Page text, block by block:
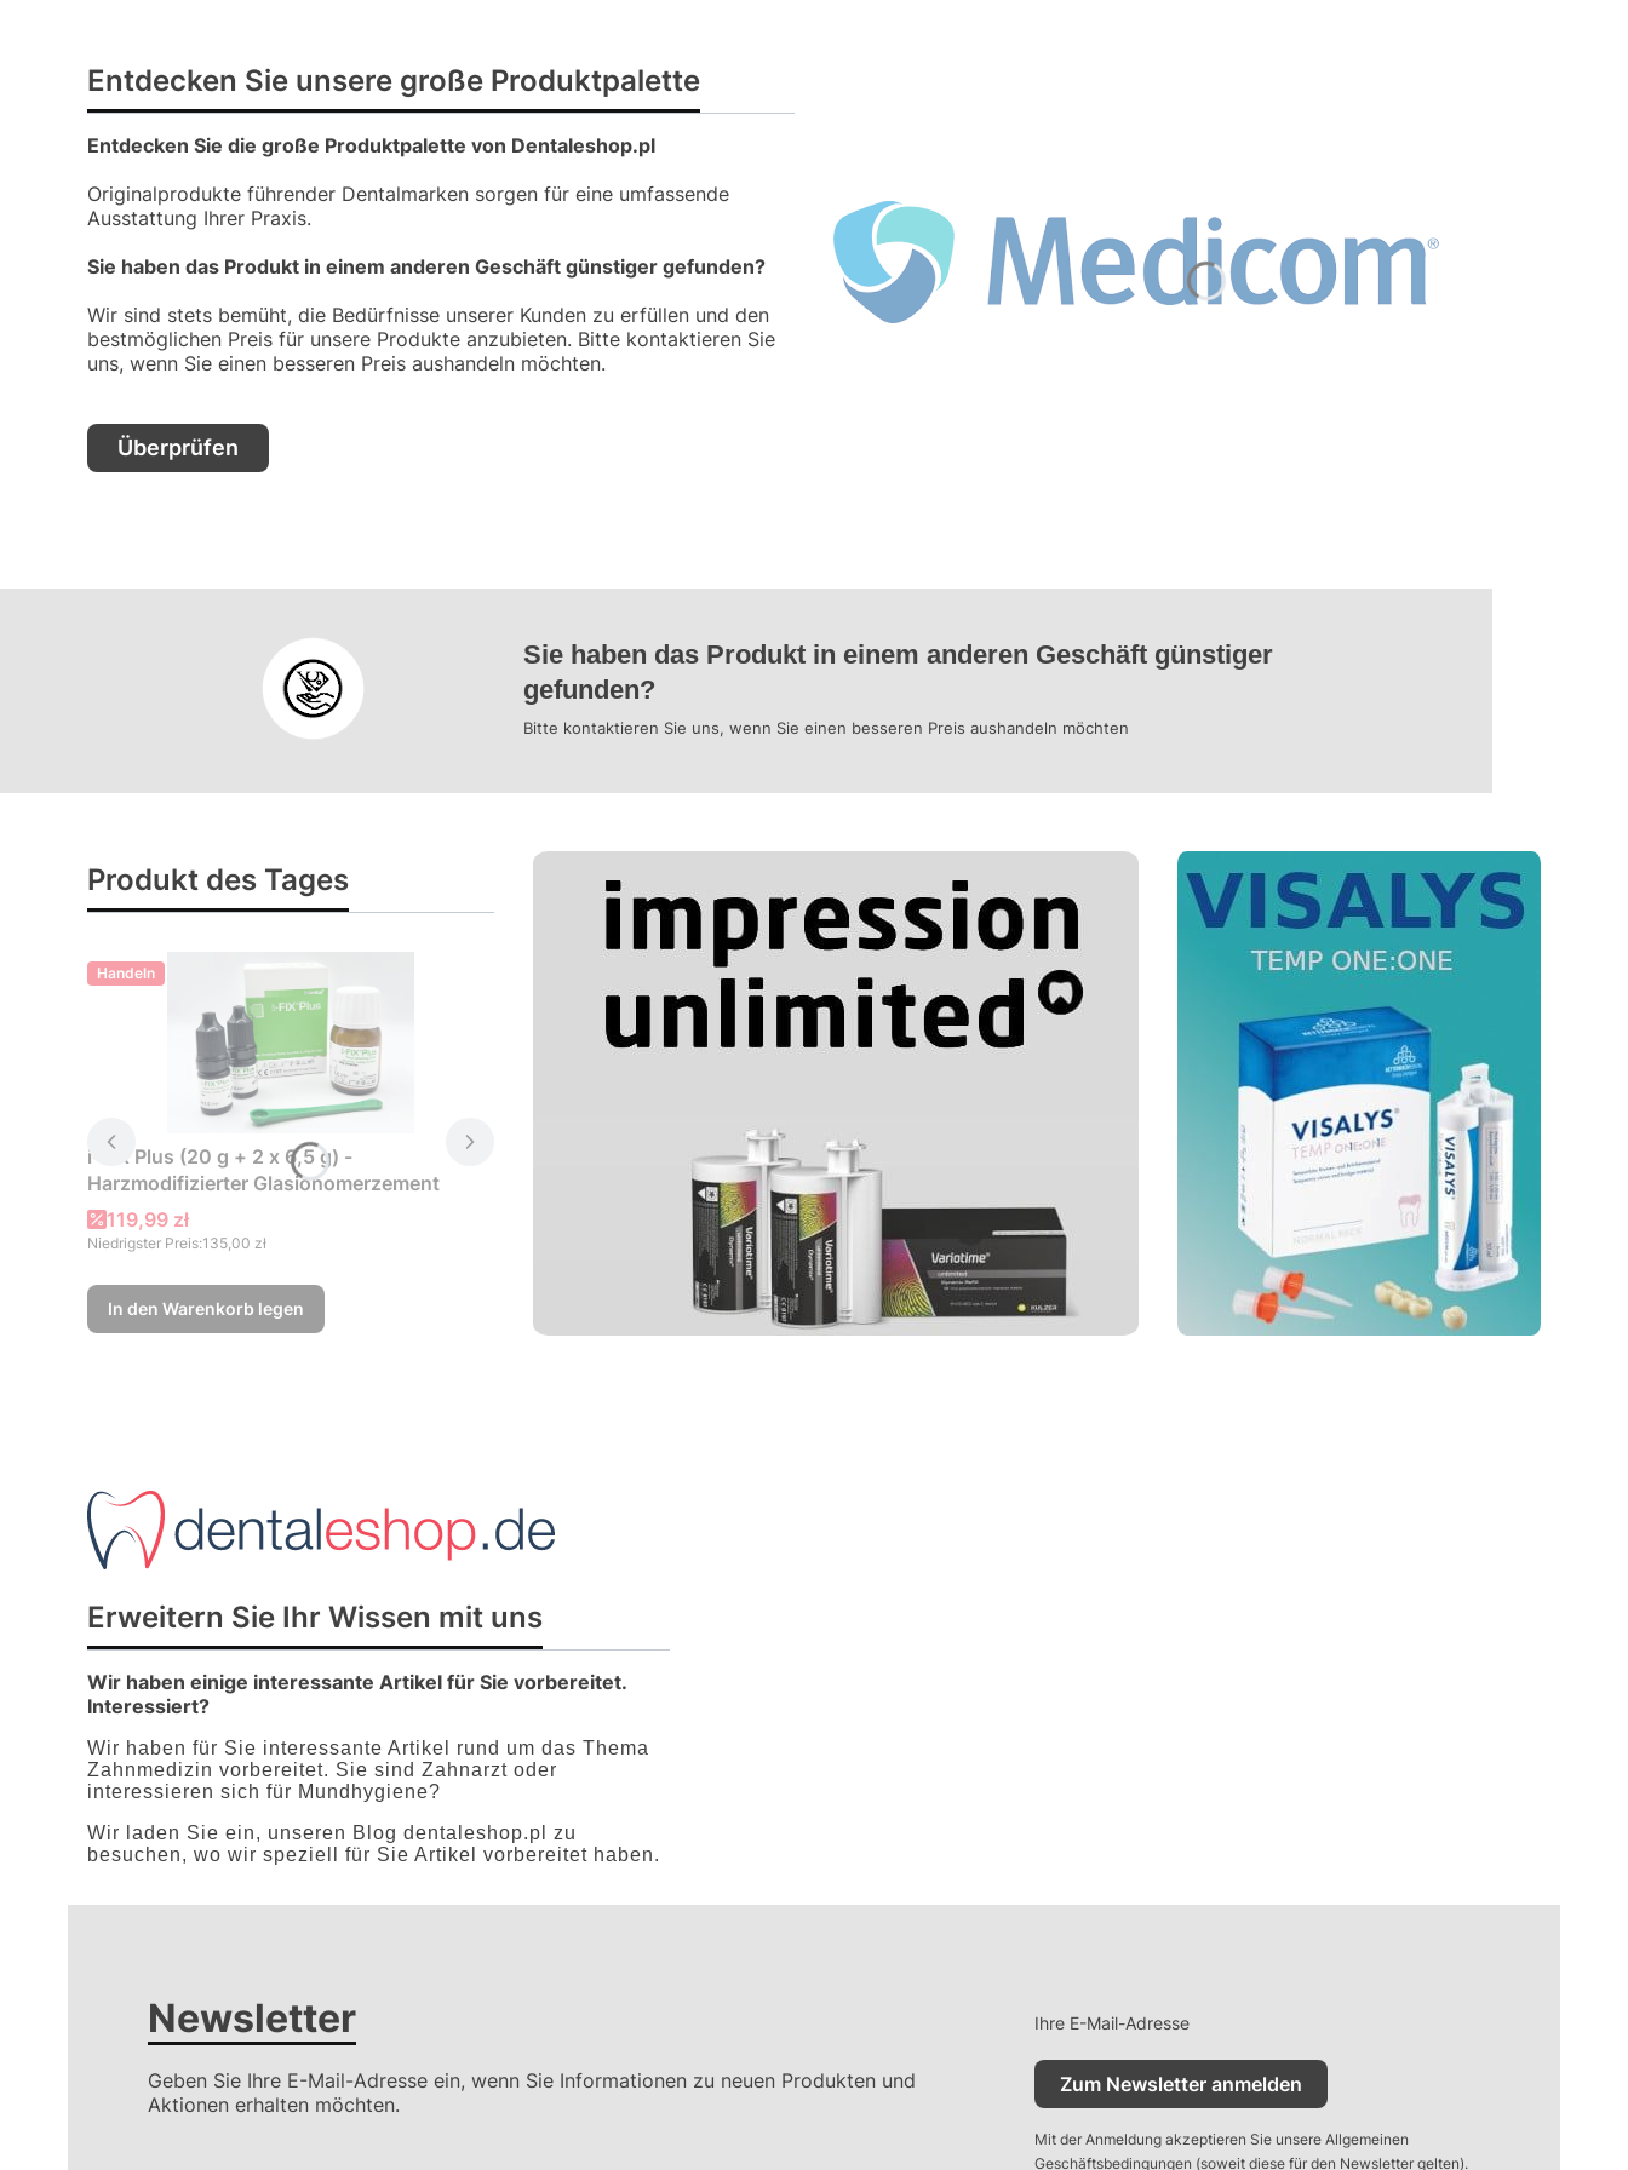
Entdecken Sie unsere große Produktpalette
Entdecken Sie die große Produktpalette von Dentaleshop.pl
Originalprodukte führender Dentalmarken sorgen für eine umfassende
Ausstattung Ihrer Praxis.
Sie haben das Produkt in einem anderen Geschäft günstiger gefunden?
Wir sind stets bemüht, die Bedürfnisse unserer Kunden zu erfüllen und den
bestmöglichen Preis für unsere Produkte anzubieten. Bitte kontaktieren Sie
uns, wenn Sie einen besseren Preis aushandeln möchten.
Überprüfen
Sie haben das Produkt in einem anderen Geschäft günstiger
gefunden?
Bitte kontaktieren Sie uns, wenn Sie einen besseren Preis aushandeln möchten
Produkt des Tages
Handeln
i-FIX Plus (20 g + 2 x 6,5 g) -
Harzmodifizierter Glasionomerzement
Aktionspreis
119,99 zł
Niedrigster Preis:135,00 zł
In den Warenkorb legen
Erweitern Sie Ihr Wissen mit uns
Wir haben einige interessante Artikel für Sie vorbereitet.
Interessiert?
Wir haben für Sie interessante Artikel rund um das Thema
Zahnmedizin vorbereitet. Sie sind Zahnarzt oder
interessieren sich für Mundhygiene?
Wir laden Sie ein, unseren Blog dentaleshop.pl zu
besuchen, wo wir speziell für Sie Artikel vorbereitet haben.
Newsletter
Geben Sie Ihre E-Mail-Adresse ein, wenn Sie Informationen zu neuen Produkten und
Aktionen erhalten möchten.
Ihre E-Mail-Adresse
Zum Newsletter anmelden
Mit der Anmeldung akzeptieren Sie unsere Allgemeinen
Geschäftsbedingungen (soweit diese für den Newsletter gelten).